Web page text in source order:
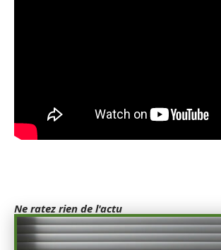
Ne ratez rien de l'actu